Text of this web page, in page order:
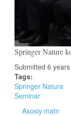
Springer Nature
Submitted 6
Tags:
Springer Natura
Seminar
Asosiy matn